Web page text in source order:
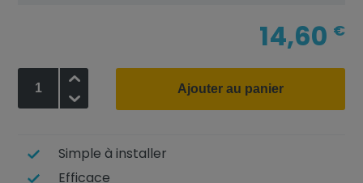
14,60 €
Ajouter au panier
Simple à installer
Efficace